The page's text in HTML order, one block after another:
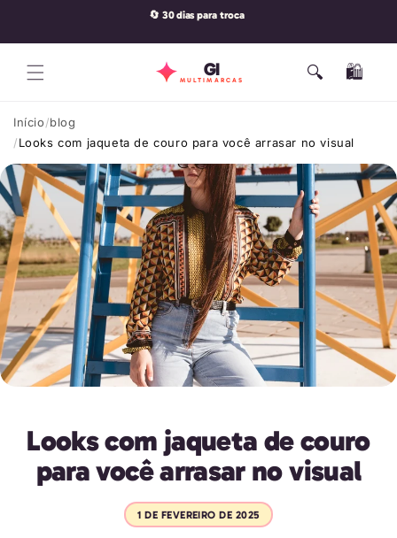
🔄 30 dias para troca
GI
MULTIMARCAS 🔍 🛍️
Carrinho
Início blog
Looks com jaqueta de couro para você arrasar no visual
Looks com jaqueta de couro
para você arrasar no visual
1 DE FEVEREIRO DE 2025